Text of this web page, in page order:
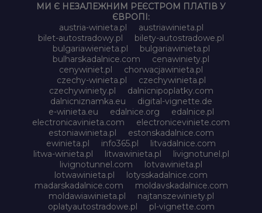
МИ Є НЕЗАЛЕЖНИМ РЕЄСТРОМ ПЛАТІВ У
ЄВРОПІ:
austria-winieta.pl
austriawinieta.pl
bilet-autostradowy.pl
bilety-autostradowe.pl
bulgariawienieta.pl
bulgariawinieta.pl
bulharskadalnice.com
cenawiniety.pl
cenywiniet.pl
chorwacjawinieta.pl
czechy-winieta.pl
czechywinieta.pl
czechywiniety.pl
dalnicnipoplatky.com
dalnicniznamka.eu
digital-vignette.de
e-winieta.eu
edalnice.org
edalnice.pl
electronicavinieta.com
electroniceviniete.com
estoniawinieta.pl
estonskadalnice.com
ewinieta.pl
info365.pl
litvadalnice.com
litwa-winieta.pl
litwawinieta.pl
livignotunel.pl
livignotunnel.com
lotvawinieta.pl
lotwawinieta.pl
lotysskadalnice.com
madarskadalnice.com
moldavskadalnice.com
moldawiawinieta.pl
najtanszewiniety.pl
oplatyautostradowe.pl
pl-vignette.com